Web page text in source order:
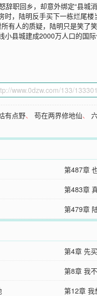
职回乡，却意外绑定“县城
，陆明反手买下一栋烂尾
人的质疑，陆明只是笑了
县城建成2000万人口的国际
有点野、苟在两界修地仙、
第487章
第483章
第479章
第4章 先
第8章 我
第12章 我